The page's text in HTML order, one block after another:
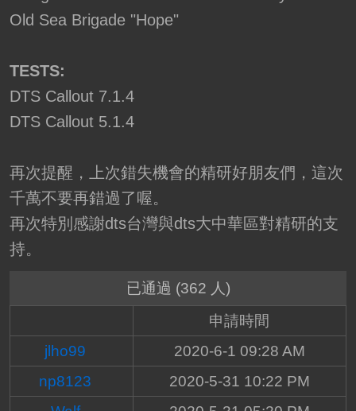
Old Sea Brigade "Hope"
TESTS:
DTS Callout 7.1.4
DTS Callout 5.1.4
再次提醒，上次錯失機會的精研好朋友們，這次
千萬不要再錯過了喔。
再次特別感謝dts台灣與dts大中華區對精研的支
持。
已通過 (362 人)
申請時間
jlho99
2020-6-1 09:28 AM
np8123
2020-5-31 10:22 PM